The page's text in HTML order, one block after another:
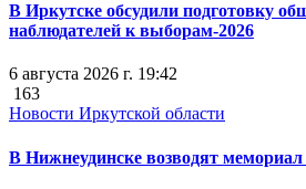
В Иркутске обсудили подготовку
наблюдателей к выборам-2026
6 августа 2026 г. 19:42
163
Новости Иркутской области
В Нижнеудинске возводят